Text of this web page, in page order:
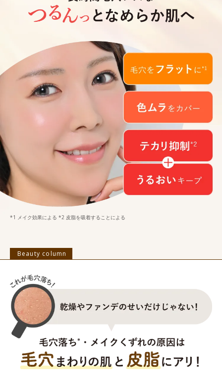
*1 メイク効果による *2 皮脂を吸着することによる
Beauty column